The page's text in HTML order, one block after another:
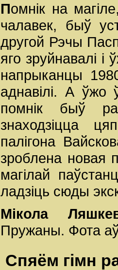
Помнік на
чалавек, быў
другой Рэчы
яго зруйнавалі
напрыканцы
аднавілі. А ўжо
помнік быў
знаходзіцца
палігона
зроблена новая
магілай
ладзіць сюды
Мікола
Пружаны. Фота
Спяём гімн